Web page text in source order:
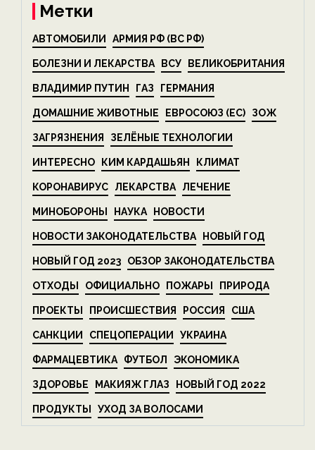
Метки
АВТОМОБИЛИ АРМИЯ РФ (ВС РФ)
БОЛЕЗНИ И ЛЕКАРСТВА ВСУ ВЕЛИКОБРИТАНИЯ
ВЛАДИМИР ПУТИН ГАЗ ГЕРМАНИЯ
ДОМАШНИЕ ЖИВОТНЫЕ ЕВРОСОЮЗ (ЕС) ЗОЖ
ЗАГРЯЗНЕНИЯ ЗЕЛЁНЫЕ ТЕХНОЛОГИИ
ИНТЕРЕСНО КИМ КАРДАШЬЯН КЛИМАТ
КОРОНАВИРУС ЛЕКАРСТВА ЛЕЧЕНИЕ
МИНОБОРОНЫ НАУКА НОВОСТИ
НОВОСТИ ЗАКОНОДАТЕЛЬСТВА НОВЫЙ ГОД
НОВЫЙ ГОД 2023 ОБЗОР ЗАКОНОДАТЕЛЬСТВА
ОТХОДЫ ОФИЦИАЛЬНО ПОЖАРЫ ПРИРОДА
ПРОЕКТЫ ПРОИСШЕСТВИЯ РОССИЯ США
САНКЦИИ СПЕЦОПЕРАЦИИ УКРАИНА
ФАРМАЦЕВТИКА ФУТБОЛ ЭКОНОМИКА
ЗДОРОВЬЕ МАКИЯЖ ГЛАЗ НОВЫЙ ГОД 2022
ПРОДУКТЫ УХОД ЗА ВОЛОСАМИ